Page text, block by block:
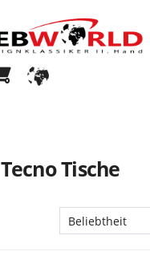
Tecno Tische